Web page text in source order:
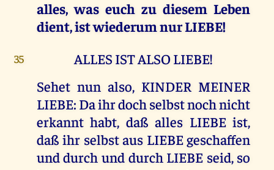
alles, was euch zu diesem Leben
dient, ist wiederum nur LIEBE!
35
ALLES IST ALSO LIEBE!
Sehet nun also, KINDER MEINER
LIEBE: Da ihr doch selbst noch nicht
erkannt habt, daß alles LIEBE ist,
daß ihr selbst aus LIEBE geschaffen
und durch und durch LIEBE seid, so